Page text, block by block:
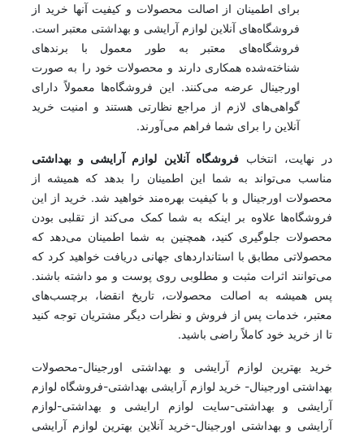
برای اطمینان از اصالت محصولات و کیفیت آنها خرید از
فروشگاه‌های آنلاین لوازم آرایشی و بهداشتی معتبر است.
فروشگاه‌های معتبر به طور معمول با برندهای
شناخته‌شده همکاری دارند و محصولات خود را به صورت
اورجینال عرضه می‌کنند. این فروشگاه‌ها معمولاً دارای
گواهی‌های لازم از مراجع نظارتی هستند و امنیت خرید
آنلاین را برای شما فراهم می‌آورند.
در نهایت، انتخابفروشگاه آنلاین لوازم آرایشی و بهداشتی
مناسب می‌تواند به شما این اطمینان را بدهد که همیشه از
محصولات اورجینال و با کیفیت بهره‌مند خواهید شد. خرید از این
فروشگاه‌ها علاوه بر اینکه به شما کمک می‌کند از تقلبی بودن
محصولات جلوگیری کنید، همچنین به شما اطمینان می‌دهد که
محصولاتی مطابق با استانداردهای جهانی دریافت خواهید کرد که
می‌توانند اثرات مثبت و مطلوبی روی پوست و مو داشته باشند.
پس همیشه به اصالت محصولات، تاریخ انقضا، برچسب‌های
معتبر، خدمات پس از فروش و نظرات دیگر مشتریان توجه کنید
تا از خرید خود کاملاً راضی باشید.
خرید بهترین لوازم آرایشی و بهداشتی اورجینال-محصولات
بهداشتی اورجینال- خرید لوازم آرایشی بهداشتی-فروشگاه لوازم
آرایشی و بهداشتی-سایت لوازم ارایشی و بهداشتی-لوازم
آرایشی و بهداشتی اورجینال-خرید آنلاین بهترین لوازم آرایشی